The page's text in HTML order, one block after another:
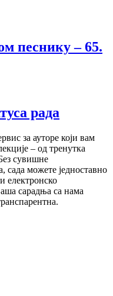
песнику – 65.
рада
за ауторе који вам
– од тренутка
сувишне
сада можете једноставно
електронско
сарадња са нама